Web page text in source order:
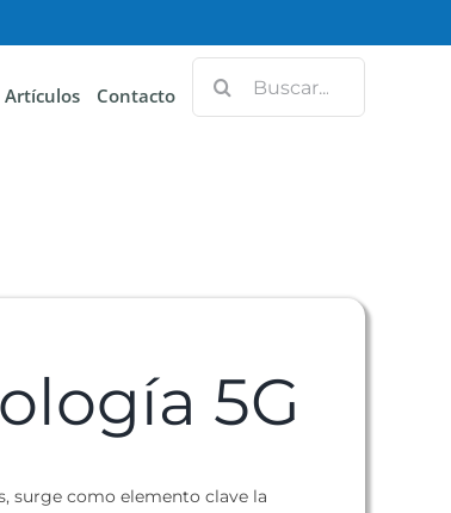
Artículos Contacto
5G
surge como elemento clave la